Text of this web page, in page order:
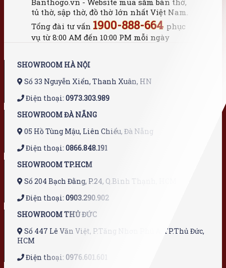
tủ thờ, sập thờ, đồ thờ lớn nhất Việt Nam.
Tổng đài tư vấn 1900-888-664 phục
vụ từ 8:00 AM đến 10:00 PM mỗi ngày
SHOWROOM HÀ NỘI
Số 33 Nguyễn Xiển, Thanh Xuân, HN
Điện thoại: 0973.303.989
SHOWROOM ĐÀ NẴNG
05 Hồ Tùng Mậu, Liên Chiểu, Đà Nẵng
Điện thoại: 0866.848.191
SHOWROOM TP.HCM
Số 204 Bạch Đằng, P.24, Q.Bình Thạnh, HCM
Điện thoại: 0903.290.902
SHOWROOM THỦ ĐỨC
Số 447 Lê Văn Việt, P.Tăng Nhơn Phú A, TP.Thủ Đức,
HCM
Điện thoại: 0976.601.601